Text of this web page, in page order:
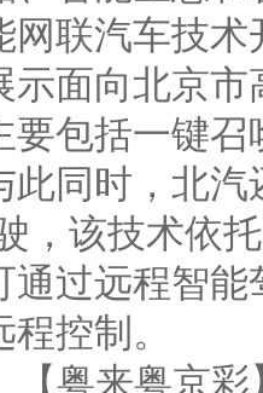
网联汽车技
示面向北京
要包括一键
此同时，北
，该技术依
通过远程智
控制。